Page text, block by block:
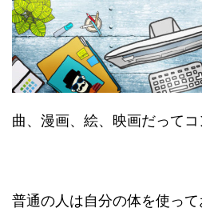
曲、漫画、絵、映画だってコ
普通の人は自分の体を使って